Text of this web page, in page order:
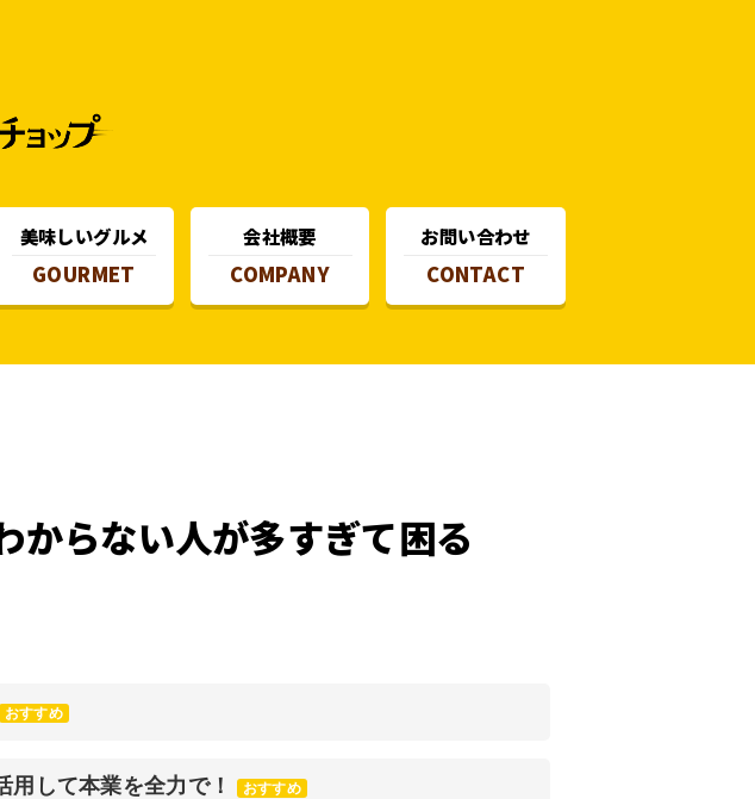
美味しいグルメ
GOURMET
会社概要
COMPANY
お問い合わせ
CONTACT
からない人が多すぎて困る
おすすめ
して本業を全力で！ おすすめ